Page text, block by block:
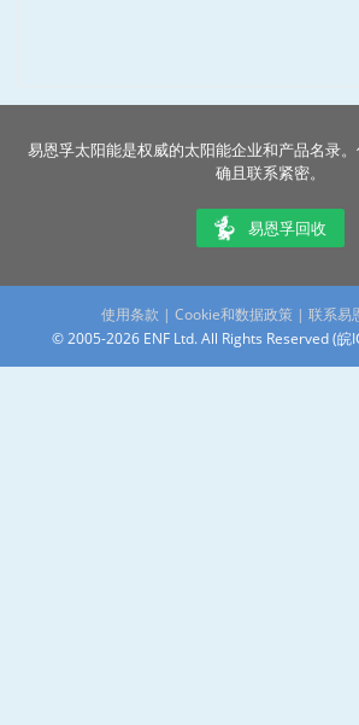
易恩孚太阳能是权威的太阳能企业和产品名录
确且联系紧密。
易恩孚回收
使用条款 | Cookie和数据政策| 联系易
© 2005-2026 ENF Ltd. All Rights Reserved (皖